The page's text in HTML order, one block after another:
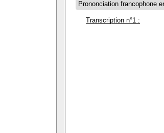
Prononciation francophone
Transcription n°1 :